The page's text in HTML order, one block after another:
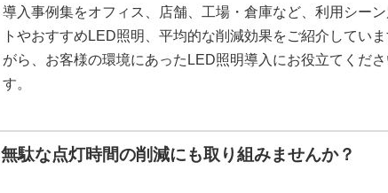
導入事例集をオフィス、店舗、工場・倉庫など、利用シー
トやおすすめLED照明、平均的な削減効果をご紹介してい
がら、お客様の環境にあったLED照明導入にお役立てくだ
す。
無駄な点灯時間の削減にも取り組みませんか？